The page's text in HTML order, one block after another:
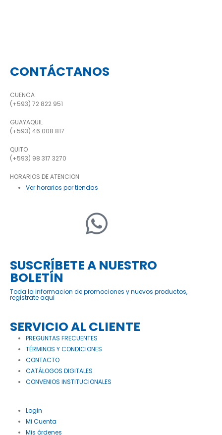
CONTÁCTANOS
CUENCA
(+593) 72 822 951
GUAYAQUIL
(+593) 46 008 817
QUITO
(+593) 98 317 3270
HORARIOS DE ATENCION
Ver horarios por tiendas
SUSCRÍBETE A NUESTRO
BOLETÍN
Toda la informacion de promociones y nuevos productos,
registrate aqui
SERVICIO AL CLIENTE
PREGUNTAS FRECUENTES
TÉRMINOS Y CONDICIONES
CONTACTO
CATÁLOGOS DIGITALES
CONVENIOS INSTITUCIONALES
Login
Mi Cuenta
Mis órdenes